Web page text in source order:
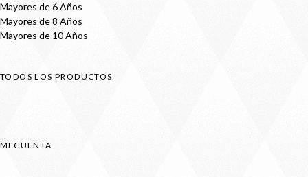
Mayores de 6 Años
Mayores de 8 Años
Mayores de 10 Años
TODOS LOS PRODUCTOS
MI CUENTA